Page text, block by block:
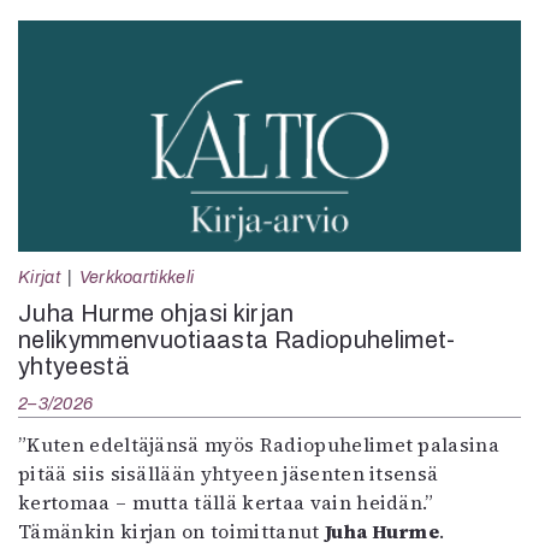
Kirjat Verkkoartikkeli
Juha Hurme ohjasi kirjan
nelikymmenvuotiaasta Radiopuhelimet-
yhtyeestä
2–3/2026
”Kuten edeltäjänsä myös Radiopuhelimet palasina
pitää siis sisällään yhtyeen jäsenten itsensä
kertomaa – mutta tällä kertaa vain heidän.”
Tämänkin kirjan on toimittanut Juha Hurme.